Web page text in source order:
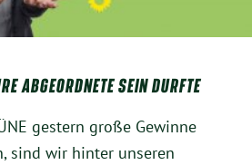
ABGEORDNETE SEIN DURFTE
gestern große Gewinne
sind wir hinter unseren